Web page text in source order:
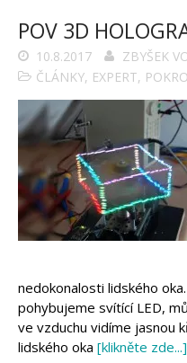
POV 3D
10.8.2017
ZBYŠEK
ČLÁNKY, EXPERT,
nedokonalosti lidského
pohybujeme svítící LED,
ve vzduchu vidíme jasnou
lidského oka [klikněte zde...]